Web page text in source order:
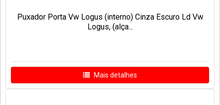
Puxador Porta Vw Logus (interno) Cinza Escuro Ld Vw
Logus, (alça...
Mais detalhes